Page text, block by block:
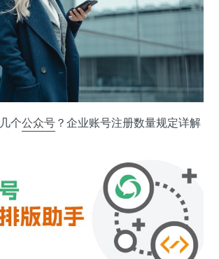
几个公众号 ？企业账号注册数量规定详解